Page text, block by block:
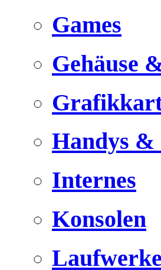
Games
Gehäuse
Handys
Internes
Konsolen
Laufwerke